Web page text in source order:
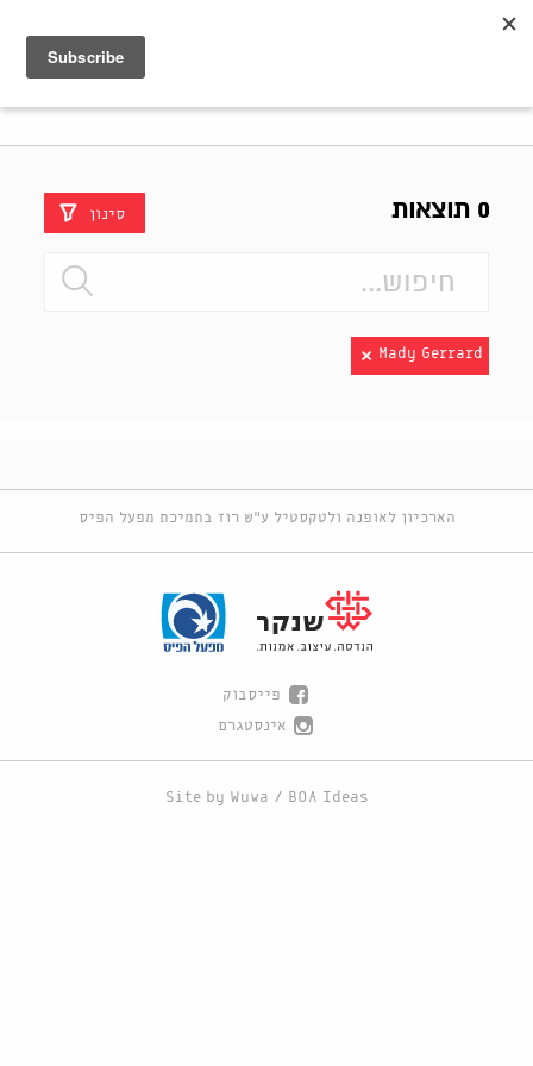
0 תוצאות סינון
Mady Gerrard
הארכיון לאופנה ולטקסטיל ע"ש רוז בתמיכת מפעל הפיס
פייסבוק
אינסטגרם
Site by Wuwa / BOA Ideas